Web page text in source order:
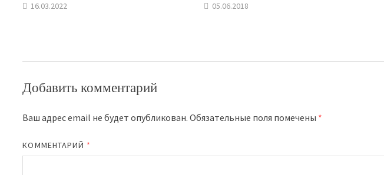
16.03.2022 05.06.2018
Добавить комментарий
Ваш адрес email не будет опубликован. Обязательные поля помечены *
КОММЕНТАРИЙ *